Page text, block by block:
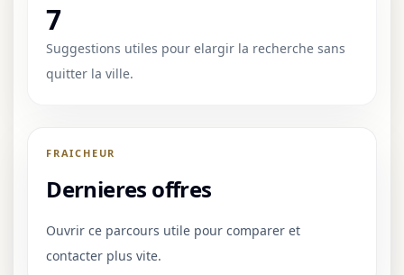
7
Suggestions utiles pour elargir la recherche sans
quitter la ville.
FRAICHEUR
Dernieres offres
Ouvrir ce parcours utile pour comparer et
contacter plus vite.